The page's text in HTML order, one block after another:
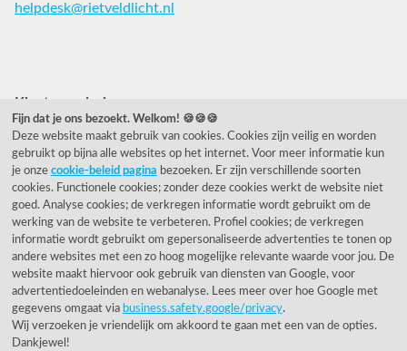
helpdesk@rietveldlicht.nl
Klantwaardering
"Zeer goed" - eKomi.nl
Cijfer: 9.2 (25540 recensies)
Onze nieuwsbrief
Wil je onze nieuwsbrief ontvangen?
Fijn dat je ons bezoekt. Welkom! 🍪🍪🍪
Deze website maakt gebruik van cookies. Cookies zijn veilig en worden
gebruikt op bijna alle websites op het internet. Voor meer informatie kun
je onze cookie-beleid pagina bezoeken. Er zijn verschillende soorten
cookies. Functionele cookies; zonder deze cookies werkt de website niet
goed. Analyse cookies; de verkregen informatie wordt gebruikt om de
werking van de website te verbeteren. Profiel cookies; de verkregen
informatie wordt gebruikt om gepersonaliseerde advertenties te tonen op
andere websites met een zo hoog mogelijke relevante waarde voor jou. De
website maakt hiervoor ook gebruik van diensten van Google, voor
advertentiedoeleinden en webanalyse. Lees meer over hoe Google met
gegevens omgaat via business.safety.google/privacy.
Wij verzoeken je vriendelijk om akkoord te gaan met een van de opties.
Dankjewel!